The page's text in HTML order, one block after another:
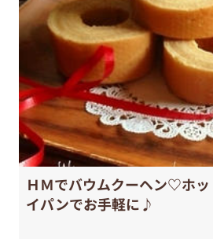
ＨＭでバウムクーヘン♡ホ
イパンでお手軽に♪